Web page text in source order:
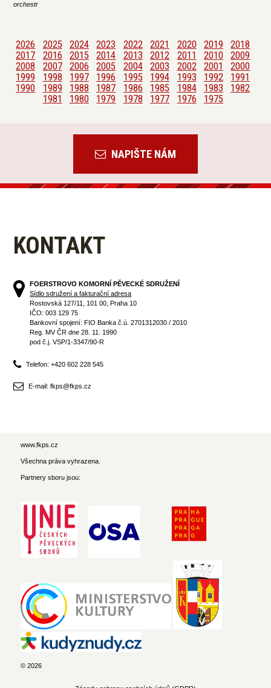
orchestr
2026 2025 2024 2023 2022 2021 2020 2019
2018
2017
2016 2015 2014 2013 2012 2011 2010
2009
2008
2007 2006 2005 2004 2003 2002 2001
2000
1999
1998 1997 1996 1995 1994 1993 1992
1991
1990
1989 1988 1987 1986 1985 1984 1983
1982
1981
1980 1979 1978 1977 1976 1975
NAPIŠTE NÁM
KONTAKT
FOERSTROVO KOMORNÍ PĚVECKÉ SDRUŽENÍ
Sídlo sdružení a fakturační adresa
Rostovská 127/11, 101 00, Praha 10
IČO: 003 129 75
Bankovní spojení: FIO Banka č.ú. 2701312030 / 2010
Reg. MV ČR dne 28. 11. 1990
pod č.j. VSP/1-3347/90-R
Telefon: +420 602 228 545
E-mail: fkps@fkps.cz
www.fkps.cz
Všechna práva vyhrazena.
Partnery sboru jsou:
© 2026